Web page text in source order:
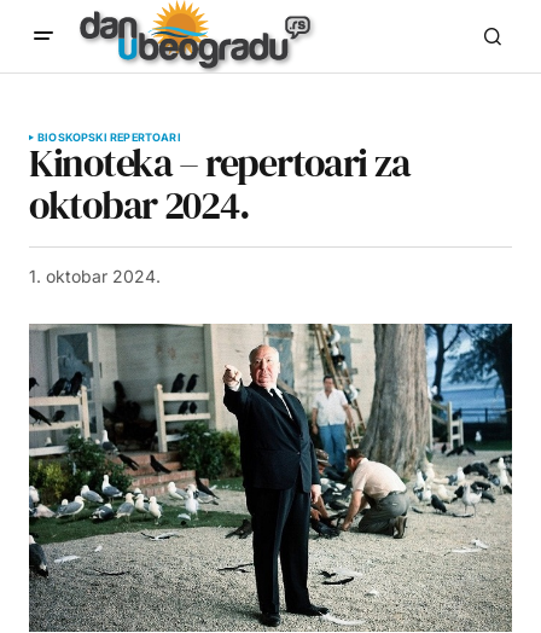
BIOSKOPSKI REPERTOARI
Kinoteka – repertoari za
oktobar 2024.
1. oktobar 2024.